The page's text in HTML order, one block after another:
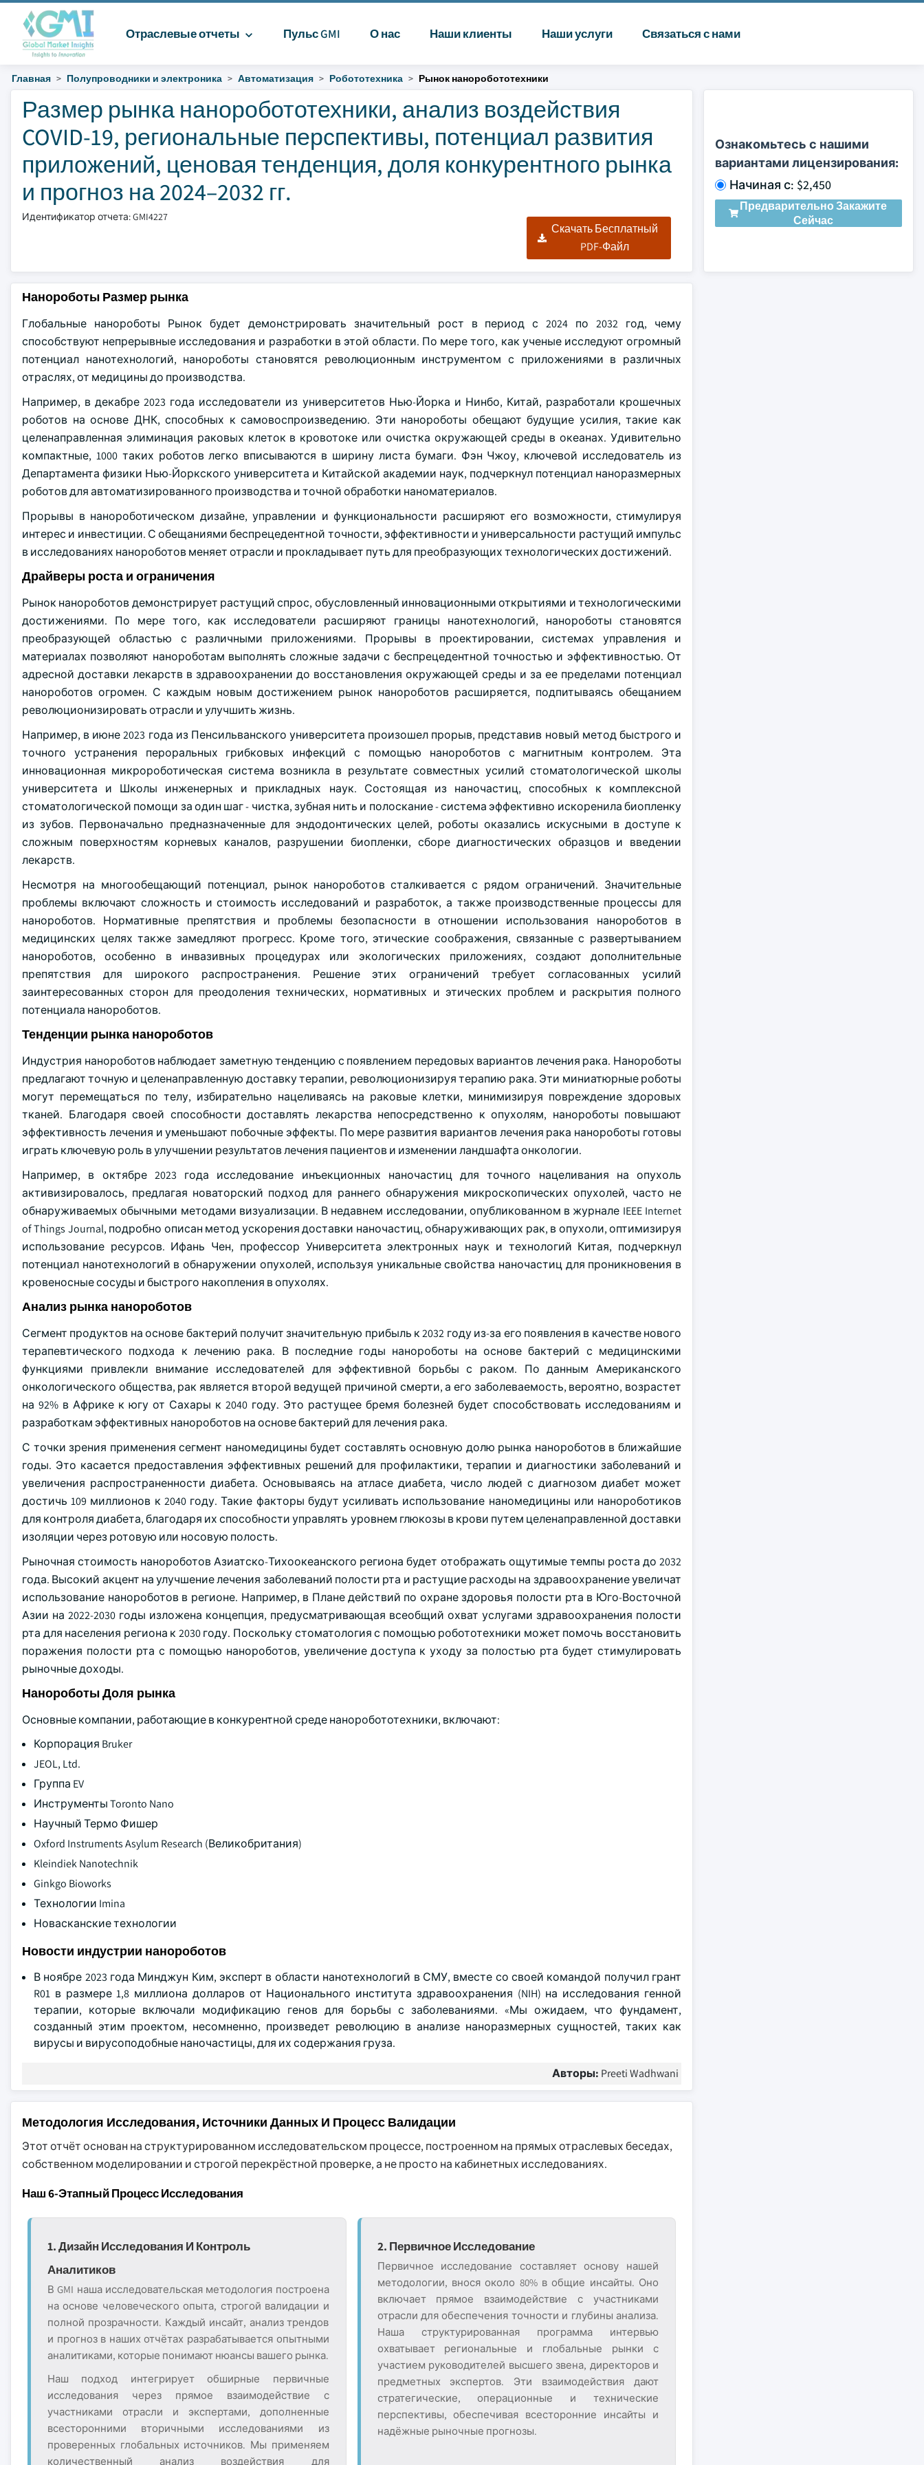
Отраслевые отчеты Пульс GMI О нас Наши клиенты Наши услуги Связаться с нами
Главная Полупроводники и электроника Автоматизация Робототехника Рынок наноробототехники
Размер рынка наноробототехники, анализ воздействия
COVID-19, региональные перспективы, потенциал развития
приложений, ценовая тенденция, доля конкурентного рынка
и прогноз на 2024–2032 гг.
Идентификатор отчета: GMI4227
Скачать Бесплатный
PDF-Файл
Ознакомьтесь с нашими
вариантами лицензирования:
Начиная с: $2,450
Предварительно Закажите
Сейчас
Нанороботы Размер рынка
Глобальные нанороботы Рынок будет демонстрировать значительный рост в период с 2024 по 2032 год, чему
способствуют непрерывные исследования и разработки в этой области. По мере того, как ученые исследуют огромный
потенциал нанотехнологий, нанороботы становятся революционным инструментом с приложениями в различных
отраслях, от медицины до производства.
Например, в декабре 2023 года исследователи из университетов Нью-Йорка и Нинбо, Китай, разработали крошечных
роботов на основе ДНК, способных к самовоспроизведению. Эти нанороботы обещают будущие усилия, такие как
целенаправленная элиминация раковых клеток в кровотоке или очистка окружающей среды в океанах. Удивительно
компактные, 1000 таких роботов легко вписываются в ширину листа бумаги. Фэн Чжоу, ключевой исследователь из
Департамента физики Нью-Йоркского университета и Китайской академии наук, подчеркнул потенциал наноразмерных
роботов для автоматизированного производства и точной обработки наноматериалов.
Прорывы в нанороботическом дизайне, управлении и функциональности расширяют его возможности, стимулируя
интерес и инвестиции. С обещаниями беспрецедентной точности, эффективности и универсальности растущий импульс
в исследованиях нанороботов меняет отрасли и прокладывает путь для преобразующих технологических достижений.
Драйверы роста и ограничения
Рынок нанороботов демонстрирует растущий спрос, обусловленный инновационными открытиями и технологическими
достижениями. По мере того, как исследователи расширяют границы нанотехнологий, нанороботы становятся
преобразующей областью с различными приложениями. Прорывы в проектировании, системах управления и
материалах позволяют нанороботам выполнять сложные задачи с беспрецедентной точностью и эффективностью. От
адресной доставки лекарств в здравоохранении до восстановления окружающей среды и за ее пределами потенциал
нанороботов огромен. С каждым новым достижением рынок нанороботов расширяется, подпитываясь обещанием
революционизировать отрасли и улучшить жизнь.
Например, в июне 2023 года из Пенсильванского университета произошел прорыв, представив новый метод быстрого и
точного устранения пероральных грибковых инфекций с помощью нанороботов с магнитным контролем. Эта
инновационная микророботическая система возникла в результате совместных усилий стоматологической школы
университета и Школы инженерных и прикладных наук. Состоящая из наночастиц, способных к комплексной
стоматологической помощи за один шаг - чистка, зубная нить и полоскание - система эффективно искоренила биопленку
из зубов. Первоначально предназначенные для эндодонтических целей, роботы оказались искусными в доступе к
сложным поверхностям корневых каналов, разрушении биопленки, сборе диагностических образцов и введении
лекарств.
Несмотря на многообещающий потенциал, рынок нанороботов сталкивается с рядом ограничений. Значительные
проблемы включают сложность и стоимость исследований и разработок, а также производственные процессы для
нанороботов. Нормативные препятствия и проблемы безопасности в отношении использования нанороботов в
медицинских целях также замедляют прогресс. Кроме того, этические соображения, связанные с развертыванием
нанороботов, особенно в инвазивных процедурах или экологических приложениях, создают дополнительные
препятствия для широкого распространения. Решение этих ограничений требует согласованных усилий
заинтересованных сторон для преодоления технических, нормативных и этических проблем и раскрытия полного
потенциала нанороботов.
Тенденции рынка нанороботов
Индустрия нанороботов наблюдает заметную тенденцию с появлением передовых вариантов лечения рака. Нанороботы
предлагают точную и целенаправленную доставку терапии, революционизируя терапию рака. Эти миниатюрные роботы
могут перемещаться по телу, избирательно нацеливаясь на раковые клетки, минимизируя повреждение здоровых
тканей. Благодаря своей способности доставлять лекарства непосредственно к опухолям, нанороботы повышают
эффективность лечения и уменьшают побочные эффекты. По мере развития вариантов лечения рака нанороботы готовы
играть ключевую роль в улучшении результатов лечения пациентов и изменении ландшафта онкологии.
Например, в октябре 2023 года исследование инъекционных наночастиц для точного нацеливания на опухоль
активизировалось, предлагая новаторский подход для раннего обнаружения микроскопических опухолей, часто не
обнаруживаемых обычными методами визуализации. В недавнем исследовании, опубликованном в журнале IEEE Internet
of Things Journal, подробно описан метод ускорения доставки наночастиц, обнаруживающих рак, в опухоли, оптимизируя
использование ресурсов. Ифань Чен, профессор Университета электронных наук и технологий Китая, подчеркнул
потенциал нанотехнологий в обнаружении опухолей, используя уникальные свойства наночастиц для проникновения в
кровеносные сосуды и быстрого накопления в опухолях.
Анализ рынка нанороботов
Сегмент продуктов на основе бактерий получит значительную прибыль к 2032 году из-за его появления в качестве нового
терапевтического подхода к лечению рака. В последние годы нанороботы на основе бактерий с медицинскими
функциями привлекли внимание исследователей для эффективной борьбы с раком. По данным Американского
онкологического общества, рак является второй ведущей причиной смерти, а его заболеваемость, вероятно, возрастет
на 92% в Африке к югу от Сахары к 2040 году. Это растущее бремя болезней будет способствовать исследованиям и
разработкам эффективных нанороботов на основе бактерий для лечения рака.
С точки зрения применения сегмент наномедицины будет составлять основную долю рынка нанороботов в ближайшие
годы. Это касается предоставления эффективных решений для профилактики, терапии и диагностики заболеваний и
увеличения распространенности диабета. Основываясь на атласе диабета, число людей с диагнозом диабет может
достичь 109 миллионов к 2040 году. Такие факторы будут усиливать использование наномедицины или нанороботиков
для контроля диабета, благодаря их способности управлять уровнем глюкозы в крови путем целенаправленной доставки
изоляции через ротовую или носовую полость.
Рыночная стоимость нанороботов Азиатско-Тихоокеанского региона будет отображать ощутимые темпы роста до 2032
года. Высокий акцент на улучшение лечения заболеваний полости рта и растущие расходы на здравоохранение увеличат
использование нанороботов в регионе. Например, в Плане действий по охране здоровья полости рта в Юго-Восточной
Азии на 2022-2030 годы изложена концепция, предусматривающая всеобщий охват услугами здравоохранения полости
рта для населения региона к 2030 году. Поскольку стоматология с помощью робототехники может помочь восстановить
поражения полости рта с помощью нанороботов, увеличение доступа к уходу за полостью рта будет стимулировать
рыночные доходы.
Нанороботы Доля рынка
Основные компании, работающие в конкурентной среде наноробототехники, включают:
Корпорация Bruker
JEOL, Ltd.
Группа EV
Инструменты Toronto Nano
Научный Термо Фишер
Oxford Instruments Asylum Research (Великобритания)
Kleindiek Nanotechnik
Ginkgo Bioworks
Технологии Imina
Новасканские технологии
Новости индустрии нанороботов
В ноябре 2023 года Минджун Ким, эксперт в области нанотехнологий в СМУ, вместе со своей командой получил грант
R01 в размере 1,8 миллиона долларов от Национального института здравоохранения (NIH) на исследования генной
терапии, которые включали модификацию генов для борьбы с заболеваниями. «Мы ожидаем, что фундамент,
созданный этим проектом, несомненно, произведет революцию в анализе наноразмерных сущностей, таких как
вирусы и вирусоподобные наночастицы, для их содержания груза.
Авторы: Preeti Wadhwani
Методология Исследования, Источники Данных И Процесс Валидации
Этот отчёт основан на структурированном исследовательском процессе, построенном на прямых отраслевых беседах,
собственном моделировании и строгой перекрёстной проверке, а не просто на кабинетных исследованиях.
Наш 6-Этапный Процесс Исследования
1. Дизайн Исследования И Контроль
Аналитиков
В GMI наша исследовательская методология построена
на основе человеческого опыта, строгой валидации и
полной прозрачности. Каждый инсайт, анализ трендов
и прогноз в наших отчётах разрабатывается опытными
аналитиками, которые понимают нюансы вашего рынка.
Наш подход интегрирует обширные первичные
исследования через прямое взаимодействие с
участниками отрасли и экспертами, дополненные
всесторонними вторичными исследованиями из
проверенных глобальных источников. Мы применяем
количественный анализ воздействия для
2. Первичное Исследование
Первичное исследование составляет основу нашей
методологии, внося около 80% в общие инсайты. Оно
включает прямое взаимодействие с участниками
отрасли для обеспечения точности и глубины анализа.
Наша структурированная программа интервью
охватывает региональные и глобальные рынки с
участием руководителей высшего звена, директоров и
предметных экспертов. Эти взаимодействия дают
стратегические, операционные и технические
перспективы, обеспечивая всесторонние инсайты и
надёжные рыночные прогнозы.